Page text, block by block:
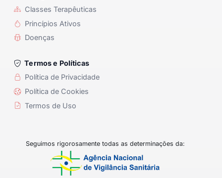
Classes Terapêuticas
Princípios Ativos
Doenças
Termos e Políticas
Política de Privacidade
Política de Cookies
Termos de Uso
Seguimos rigorosamente todas as determinações da: